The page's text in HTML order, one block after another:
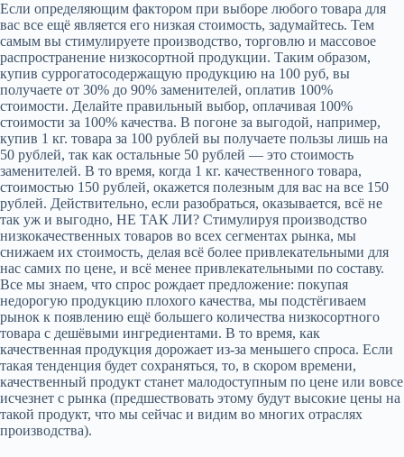
Если определяющим фактором при выборе любого товара для
вас все ещё является его низкая стоимость, задумайтесь. Тем
самым вы стимулируете производство, торговлю и массовое
распространение низкосортной продукции. Таким образом,
купив суррогатосодержащую продукцию на 100 руб, вы
получаете от 30% до 90% заменителей, оплатив 100%
стоимости. Делайте правильный выбор, оплачивая 100%
стоимости за 100% качества. В погоне за выгодой, например,
купив 1 кг. товара за 100 рублей вы получаете пользы лишь на
50 рублей, так как остальные 50 рублей — это стоимость
заменителей. В то время, когда 1 кг. качественного товара,
стоимостью 150 рублей, окажется полезным для вас на все 150
рублей. Действительно, если разобраться, оказывается, всё не
так уж и выгодно, НЕ ТАК ЛИ? Стимулируя производство
низкокачественных товаров во всех сегментах рынка, мы
снижаем их стоимость, делая всё более привлекательными для
нас самих по цене, и всё менее привлекательными по составу.
Все мы знаем, что спрос рождает предложение: покупая
недорогую продукцию плохого качества, мы подстёгиваем
рынок к появлению ещё большего количества низкосортного
товара с дешёвыми ингредиентами. В то время, как
качественная продукция дорожает из-за меньшего спроса. Если
такая тенденция будет сохраняться, то, в скором времени,
качественный продукт станет малодоступным по цене или вовсе
исчезнет с рынка (предшествовать этому будут высокие цены на
такой продукт, что мы сейчас и видим во многих отраслях
производства).